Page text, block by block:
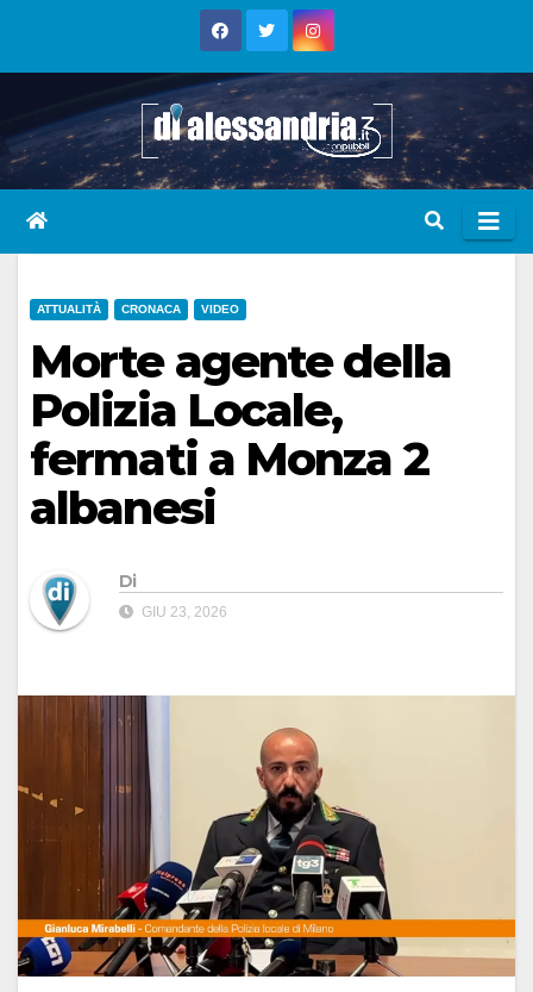
ATTUALITÀ CRONACA VIDEO
Morte agente della
Polizia Locale,
fermati a Monza 2
albanesi
Di
GIU 23, 2026